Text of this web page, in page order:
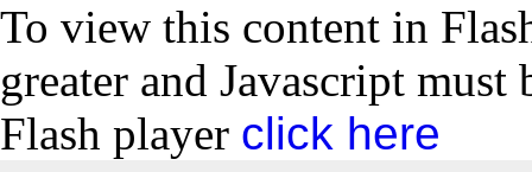
To view this content in
greater and Javascript
Flash player click here